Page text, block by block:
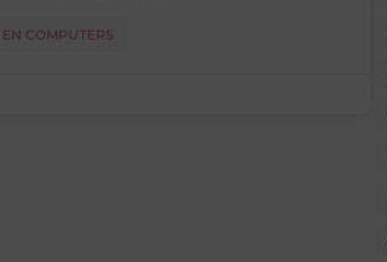
COMPUTERS